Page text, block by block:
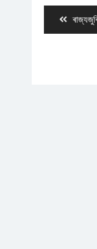
post: